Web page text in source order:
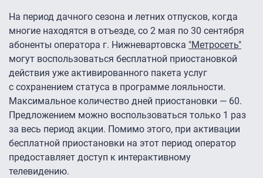
На период дачного сезона и летних отпусков, когда
многие находятся в отъезде, со 2 мая по 30 сентября
абоненты оператора г. Нижневартовска "Метросеть"
могут воспользоваться бесплатной приостановкой
действия уже активированного пакета услуг
с сохранением статуса в программе лояльности.
Максимальное количество дней приостановки — 60.
Предложением можно воспользоваться только 1 раз
за весь период акции. Помимо этого, при активации
бесплатной приостановки на этот период оператор
предоставляет доступ к интерактивному
телевидению.